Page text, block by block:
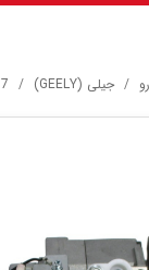
جیلی (GEELY)